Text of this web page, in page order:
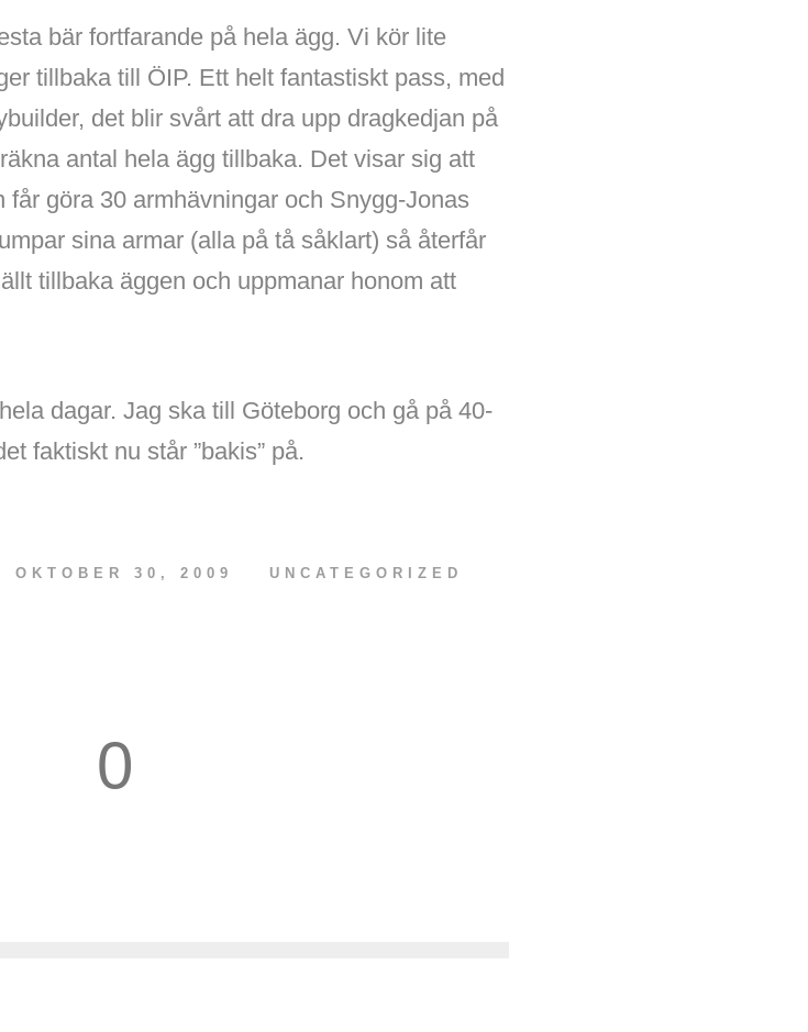
bär fortfarande på hela ägg. Vi kör lite
tillbaka till ÖIP. Ett helt fantastiskt pass, med
det blir svårt att dra upp dragkedjan på
antal hela ägg tillbaka. Det visar sig att
göra 30 armhävningar och Snygg-Jonas
sina armar (alla på tå såklart) så återfår
tillbaka äggen och uppmanar honom att
dagar. Jag ska till Göteborg och gå på 40-
faktiskt nu står ”bakis” på.
OKTOBER 30, 2009 UNCATEGORIZED
0